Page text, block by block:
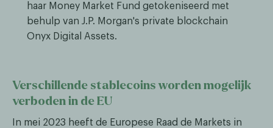
haar Money Market Fund getokeniseerd met
behulp van J.P. Morgan's private blockchain
Onyx Digital Assets.
Verschillende stablecoins worden mogelijk
verboden in de EU
In mei 2023 heeft de Europese Raad de Markets in